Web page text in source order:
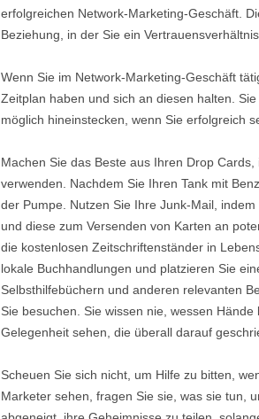
erfolgreichen Network-Marketing-Geschäft.
Beziehung, in der Sie ein
Wenn Sie im Network-Marketing-Geschäft
Zeitplan haben und sich an diesen halten.
möglich hineinstecken, wenn Sie erfolgreich
Machen Sie das Beste aus Ihren Drop
verwenden. Nachdem Sie Ihren Tank mit
der Pumpe. Nutzen Sie Ihre Junk-Mail,
und diese zum Versenden von Karten an
die kostenlosen Zeitschriftenständer in
lokale Buchhandlungen und platzieren Sie
Selbsthilfebüchern und anderen relevanten
Sie besuchen. Sie wissen nie, wessen
Gelegenheit sehen, die überall darauf
Scheuen Sie sich nicht, um Hilfe zu bitten,
Marketer sehen, fragen Sie sie, was sie tun,